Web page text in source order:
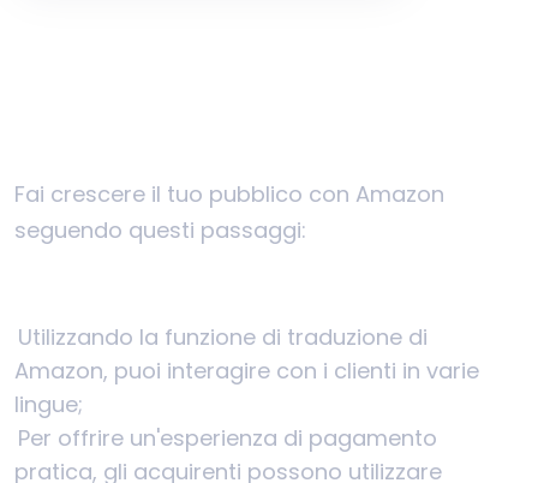
Fai crescere il tuo pubblico con Amazon
seguendo questi passaggi:
Utilizzando la funzione di traduzione di
Amazon, puoi interagire con i clienti in varie
lingue;
Per offrire un'esperienza di pagamento
pratica, gli acquirenti possono utilizzare